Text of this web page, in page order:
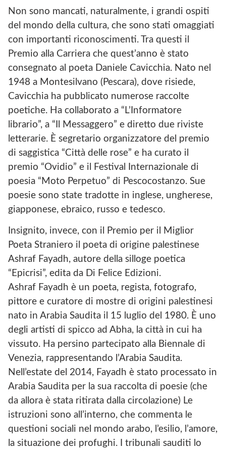
Non sono mancati, naturalmente, i grandi ospiti
del mondo della cultura, che sono stati omaggiati
con importanti riconoscimenti. Tra questi il
Premio alla Carriera che quest’anno è stato
consegnato al poeta Daniele Cavicchia. Nato nel
1948 a Montesilvano (Pescara), dove risiede,
Cavicchia ha pubblicato numerose raccolte
poetiche. Ha collaborato a “L’Informatore
librario”, a “Il Messaggero” e diretto due riviste
letterarie. È segretario organizzatore del premio
di saggistica “Città delle rose” e ha curato il
premio “Ovidio” e il Festival Internazionale di
poesia “Moto Perpetuo” di Pescocostanzo. Sue
poesie sono state tradotte in inglese, ungherese,
giapponese, ebraico, russo e tedesco.
Insignito, invece, con il Premio per il Miglior
Poeta Straniero il poeta di origine palestinese
Ashraf Fayadh, autore della silloge poetica
“Epicrisi”, edita da Di Felice Edizioni.
Ashraf Fayadh è un poeta, regista, fotografo,
pittore e curatore di mostre di origini palestinesi
nato in Arabia Saudita il 15 luglio del 1980. È uno
degli artisti di spicco ad Abha, la città in cui ha
vissuto. Ha persino partecipato alla Biennale di
Venezia, rappresentando l’Arabia Saudita.
Nell’estate del 2014, Fayadh è stato processato in
Arabia Saudita per la sua raccolta di poesie (che
da allora è stata ritirata dalla circolazione) Le
istruzioni sono all’interno, che commenta le
questioni sociali nel mondo arabo, l’esilio, l’amore,
la situazione dei profughi. I tribunali sauditi lo